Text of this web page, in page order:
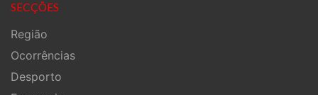
SECÇÕES
Região
Ocorrências
Desporto